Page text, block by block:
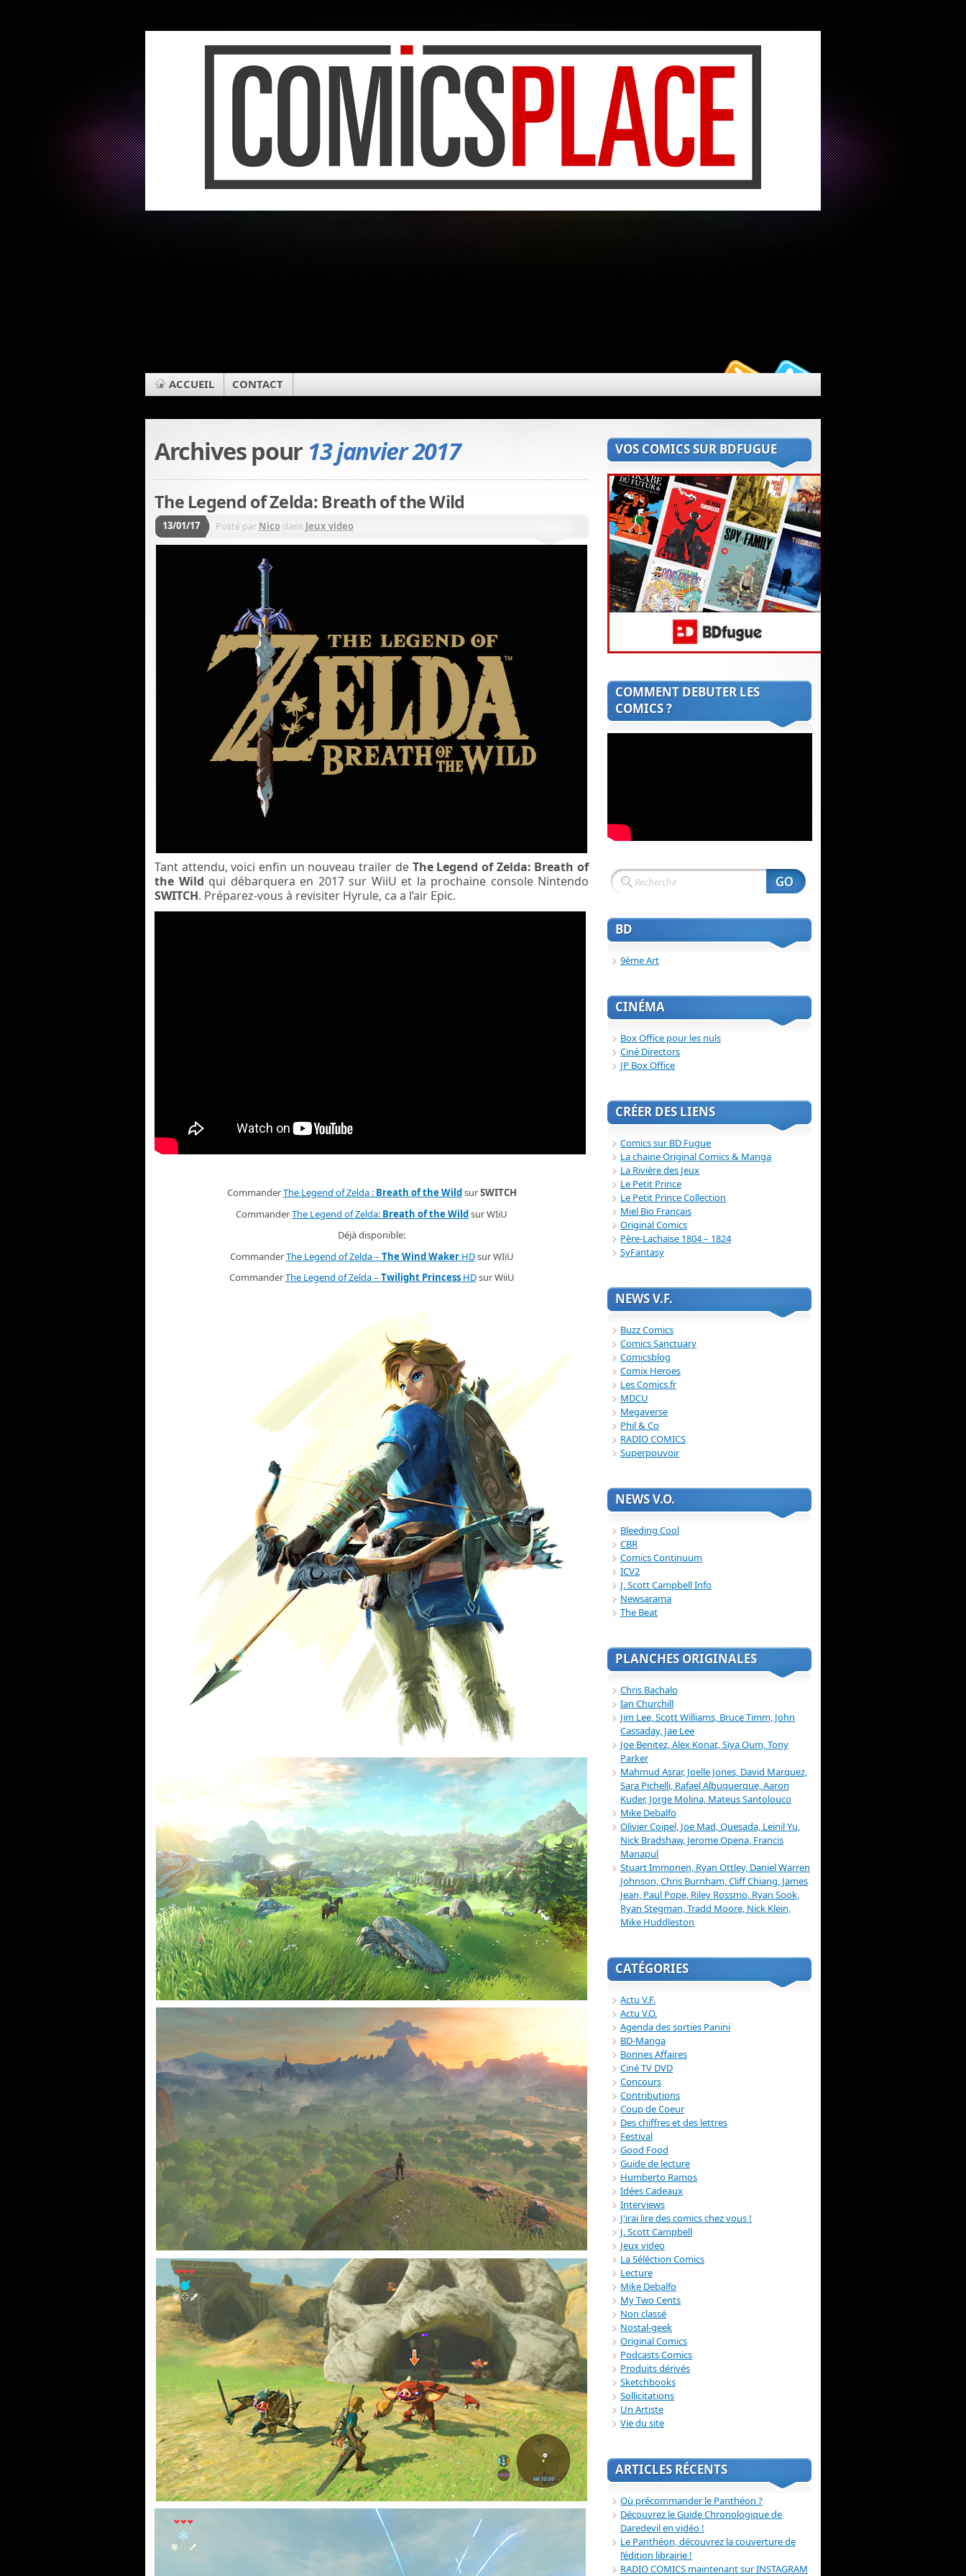
ACCUEIL CONTACT
Archives pour 13 janvier 2017
The Legend of Zelda: Breath of the Wild
13/01/17 Posté par Nico dans Jeux video
Tant attendu, voici enfin un nouveau trailer de The Legend of Zelda: Breath of
the Wild qui débarquera en 2017 sur WiiU et la prochaine console Nintendo
SWITCH. Préparez-vous à revisiter Hyrule, ca a l’air Epic.
CommanderThe Legend of Zelda : Breath of the Wild surSWITCH
CommanderThe Legend of Zelda: Breath of the Wildsur WIiU
Déjà disponible:
CommanderThe Legend of Zelda – The Wind WakerHDsur WIiU
CommanderThe Legend of Zelda – Twilight PrincessHDsur WiiU
VOS COMICS SUR BDFUGUE
COMMENT DEBUTER LES
COMICS ?
BD
9ème Art
CINÉMA
Box Office pour les nuls
Ciné Directors
JP Box Office
CRÉER DES LIENS
Comics sur BD Fugue
La chaine Original Comics & Manga
La Rivière des Jeux
Le Petit Prince
Le Petit Prince Collection
Miel Bio Français
Original Comics
Père-Lachaise 1804 – 1824
SyFantasy
NEWS V.F.
Buzz Comics
Comics Sanctuary
Comicsblog
Comix Heroes
Les Comics.fr
MDCU
Megaverse
Phil & Co
RADIO COMICS
Superpouvoir
NEWS V.O.
Bleeding Cool
CBR
Comics Continuum
ICV2
J. Scott Campbell Info
Newsarama
The Beat
PLANCHES ORIGINALES
Chris Bachalo
Ian Churchill
Jim Lee, Scott Williams, Bruce Timm, John
Cassaday, Jae Lee
Joe Benitez, Alex Konat, Siya Oum, Tony
Parker
Mahmud Asrar, Joelle Jones, David Marquez,
Sara Pichelli, Rafael Albuquerque, Aaron
Kuder, Jorge Molina, Mateus Santolouco
Mike Debalfo
Olivier Coipel, Joe Mad, Quesada, Leinil Yu,
Nick Bradshaw, Jerome Opena, Francis
Manapul
Stuart Immonen, Ryan Ottley, Daniel Warren
Johnson, Chris Burnham, Cliff Chiang, James
Jean, Paul Pope, Riley Rossmo, Ryan Sook,
Ryan Stegman, Tradd Moore, Nick Klein,
Mike Huddleston
CATÉGORIES
Actu V.F.
Actu V.O.
Agenda des sorties Panini
BD-Manga
Bonnes Affaires
Ciné TV DVD
Concours
Contributions
Coup de Coeur
Des chiffres et des lettres
Festival
Good Food
Guide de lecture
Humberto Ramos
Idées Cadeaux
Interviews
J'irai lire des comics chez vous !
J. Scott Campbell
Jeux video
La Séléction Comics
Lecture
Mike Debalfo
My Two Cents
Non classé
Nostal-geek
Original Comics
Podcasts Comics
Produits dérivés
Sketchbooks
Sollicitations
Un Artiste
Vie du site
ARTICLES RÉCENTS
Où précommander le Panthéon ?
Découvrez le Guide Chronologique de
Daredevil en vidéo !
Le Panthéon, découvrez la couverture de
l’édition librairie !
RADIO COMICS maintenant sur INSTAGRAM